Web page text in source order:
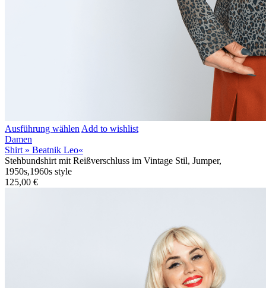
Ausführung wählen Add to wishlist
Damen
Shirt » Beatnik Leo«
Stehbundshirt mit Reißverschluss im Vintage Stil, Jumper,
1950s,1960s style
125,00 €